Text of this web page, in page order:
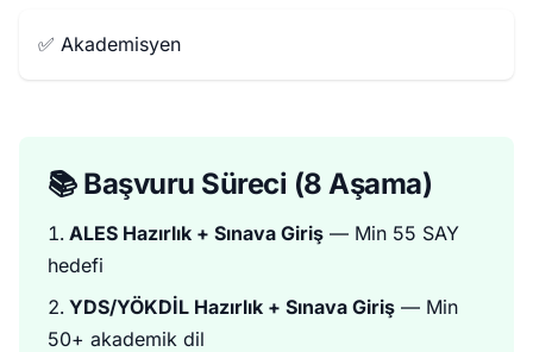
✅ Akademisyen
📚 Başvuru Süreci (8 Aşama)
ALES Hazırlık + Sınava Giriş — Min 55 SAY
hedefi
YDS/YÖKDİL Hazırlık + Sınava Giriş — Min
50+ akademik dil